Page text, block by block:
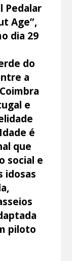
Pedalar
Age”,
dia 29
do
a
e
é
que
social e
idosas
piloto